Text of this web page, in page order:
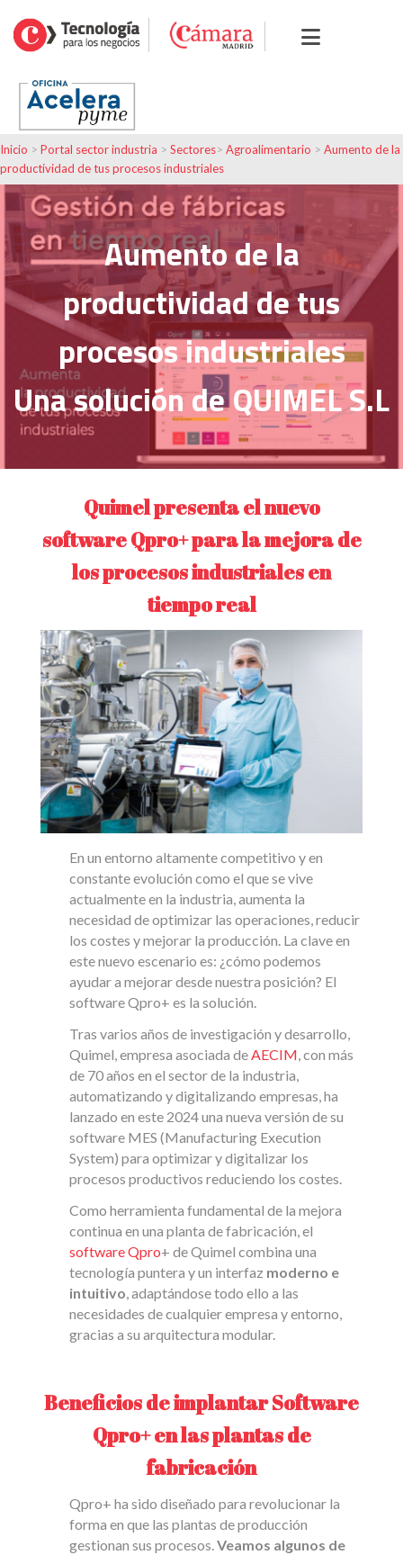
Inicio > Portal sector industria > Sectores> Agroalimentario > Aumento de la
productividad de tus procesos industriales
Aumento de la
productividad de tus
procesos industriales
Una solución de QUIMEL S.L
Quimel presenta el nuevo
software Qpro+ para la mejora de
los procesos industriales en
tiempo real
En un entorno altamente competitivo y en
constante evolución como el que se vive
actualmente en la industria, aumenta la
necesidad de optimizar las operaciones, reducir
los costes y mejorar la producción. La clave en
este nuevo escenario es: ¿cómo podemos
ayudar a mejorar desde nuestra posición? El
software Qpro+ es la solución.
Tras varios años de investigación y desarrollo,
Quimel, empresa asociada deAECIM, con más
de 70 años en el sector de la industria,
automatizando y digitalizando empresas, ha
lanzado en este 2024 una nueva versión de su
software MES (Manufacturing Execution
System) para optimizar y digitalizar los
procesos productivos reduciendo los costes.
Como herramienta fundamental de la mejora
continua en una planta de fabricación, el
software Qpro+ de Quimel combina una
tecnología puntera y un interfaz moderno e
intuitivo, adaptándose todo ello a las
necesidades de cualquier empresa y entorno,
gracias a su arquitectura modular.
Beneficios de implantar Software
Qpro+ en las plantas de
fabricación
Qpro+ ha sido diseñado para revolucionar la
forma en que las plantas de producción
gestionan sus procesos.Veamos algunos de